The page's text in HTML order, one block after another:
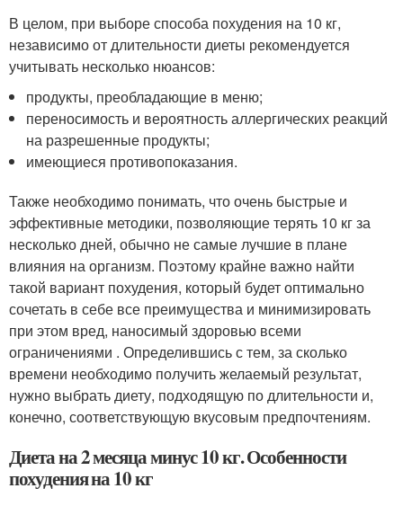
В целом, при выборе способа похудения на 10 кг,
независимо от длительности диеты рекомендуется
учитывать несколько нюансов:
продукты, преобладающие в меню;
переносимость и вероятность аллергических реакций
на разрешенные продукты;
имеющиеся противопоказания.
Также необходимо понимать, что очень быстрые и
эффективные методики, позволяющие терять 10 кг за
несколько дней, обычно не самые лучшие в плане
влияния на организм. Поэтому крайне важно найти
такой вариант похудения, который будет оптимально
сочетать в себе все преимущества и минимизировать
при этом вред, наносимый здоровью всеми
ограничениями . Определившись с тем, за сколько
времени необходимо получить желаемый результат,
нужно выбрать диету, подходящую по длительности и,
конечно, соответствующую вкусовым предпочтениям.
Диета на 2 месяца минус 10 кг. Особенности
похудения на 10 кг